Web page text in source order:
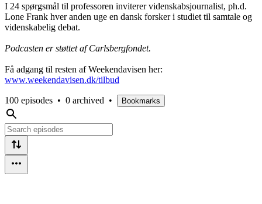
I 24 spørgsmål til professoren inviterer videnskabsjournalist, ph.d.
Lone Frank hver anden uge en dansk forsker i studiet til samtale og
videnskabelig debat.
Podcasten er støttet af Carlsbergfondet.
Få adgang til resten af Weekendavisen her:
www.weekendavisen.dk/tilbud
100 episodes • 0 archived • Bookmarks